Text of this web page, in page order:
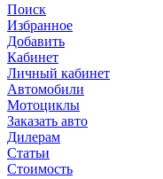
Поиск
Избранное
Добавить
Кабинет
Личный кабинет
Автомобили
Мотоциклы
Заказать авто
Дилерам
Статьи
Стоимость